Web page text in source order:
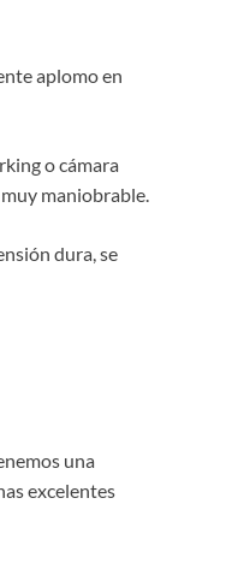
aplomo en
o cámara
maniobrable.
dura, se
una
excelentes